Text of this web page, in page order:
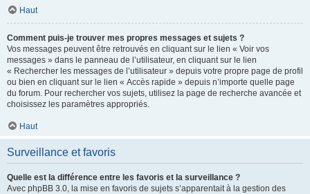
Haut
Comment puis-je trouver mes propres messages et sujets ?
Vos messages peuvent être retrouvés en cliquant sur le lien « Voir vos
messages » dans le panneau de l’utilisateur, en cliquant sur le lien
« Rechercher les messages de l’utilisateur » depuis votre propre page de profil
ou bien en cliquant sur le lien « Accès rapide » depuis n’importe quelle page
du forum. Pour rechercher vos sujets, utilisez la page de recherche avancée et
choisissez les paramètres appropriés.
Haut
Surveillance et favoris
Quelle est la différence entre les favoris et la surveillance ?
Avec phpBB 3.0, la mise en favoris de sujets s’apparentait à la gestion des